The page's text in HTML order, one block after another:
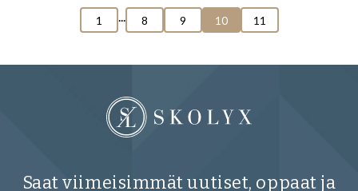
1 ... 8 9 10 11
Saat viimeisimmät uutiset, oppaat ja